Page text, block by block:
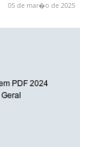
05 de mar�o de 2025